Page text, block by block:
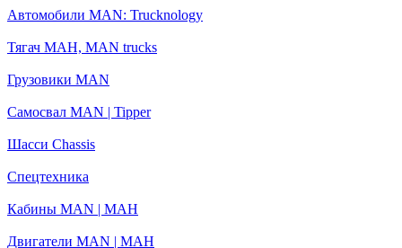
Автомобили MAN: Trucknology
Тягач МАН, MAN trucks
Грузовики MAN
Самосвал MAN | Tipper
Шасси Chassis
Спецтехника
Кабины MAN | МАН
Двигатели MAN | МАН